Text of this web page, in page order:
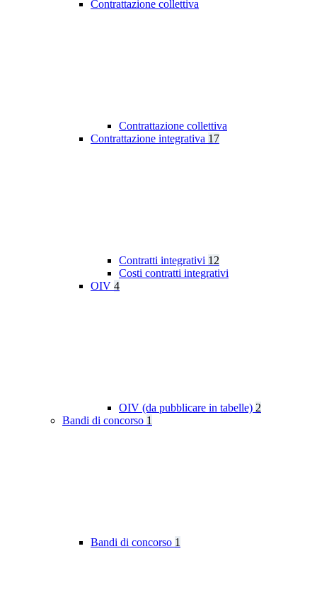
Contrattazione collettiva
Contrattazione collettiva
Contrattazione integrativa 17
Contratti integrativi 12
Costi contratti integrativi
OIV 4
OIV (da pubblicare in tabelle) 2
Bandi di concorso 1
Bandi di concorso 1